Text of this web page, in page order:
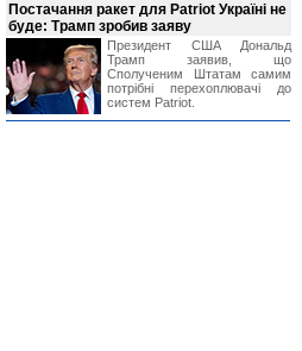
Постачання ракет для Patriot Україні не
буде: Трамп зробив заяву
Президент США Дональд
Трамп заявив, що
Сполученим Штатам самим
потрібні перехоплювачі до
систем Patriot.